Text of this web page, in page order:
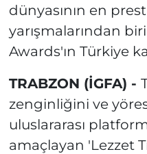
dünyasının en
yarışmalarından
Awards'ın Türkiye
TRABZON (İGFA) -
zenginliğini ve
uluslararası
amaçlayan 'Lezzet